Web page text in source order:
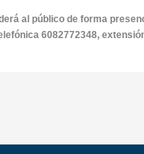
al público de forma
6082772348,